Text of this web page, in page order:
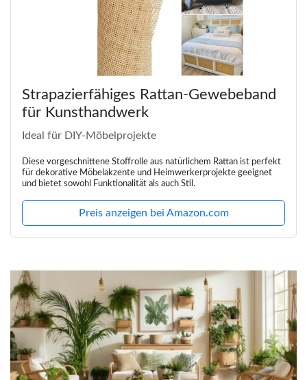
Strapazierfähiges Rattan-Gewebeband
für Kunsthandwerk
Ideal für DIY-Möbelprojekte
Diese vorgeschnittene Stoffrolle aus natürlichem Rattan ist perfekt
für dekorative Möbelakzente und Heimwerkerprojekte geeignet
und bietet sowohl Funktionalität als auch Stil.
Preis anzeigen bei Amazon.com